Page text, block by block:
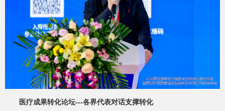
医疗成果转化论坛---各界代表对话支撑转化